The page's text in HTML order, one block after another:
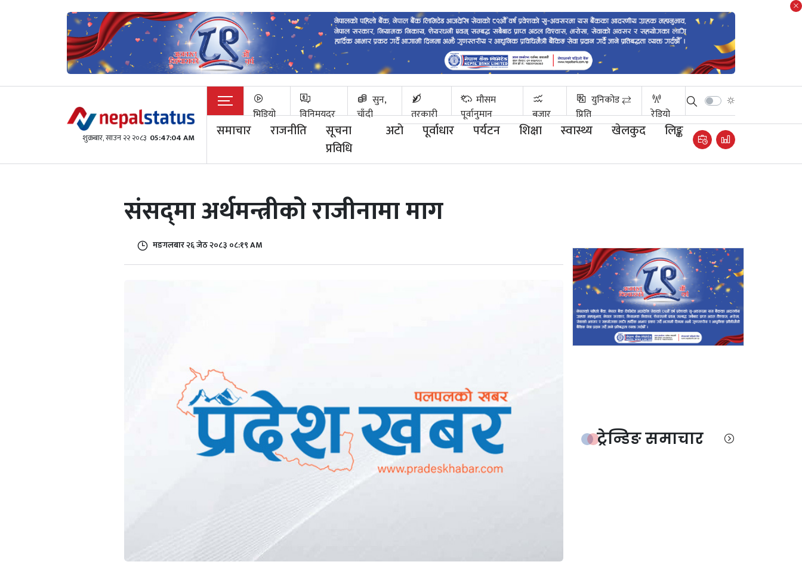
शुक्रबार​, साउन २२ २०८३ 05:47:04 AM
भिडियो विनिमयदर
सुन,
चाँदी
तरकारी
मौसम
पूर्वानुमान
बजार
युनिकोड ⇄
प्रिति
रेडियो
समाचार राजनीति
सूचना
प्रविधि
अटाे पूर्वाधार पर्यटन शिक्षा स्वास्थ्य खेलकुद लिङ्क
संसद्‌मा अर्थमन्त्रीको राजीनामा माग
मङगलबार २६ जेठ २०८३ ०८:१९ AM
ट्रेन्डिङ समाचार